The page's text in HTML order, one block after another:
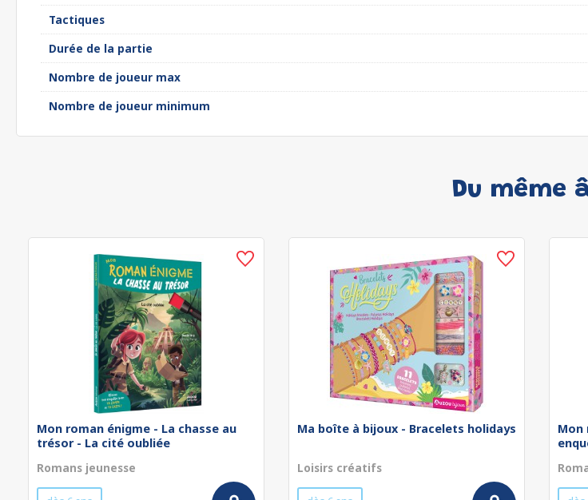
Tactiques
Durée de la partie
Nombre de joueur max
Nombre de joueur minimum
Du même
Mon roman énigme - La chasse au
trésor - La cité oubliée
Romans jeunesse
Ma boîte à bijoux - Bracelets holidays
Loisirs créatifs
Mon